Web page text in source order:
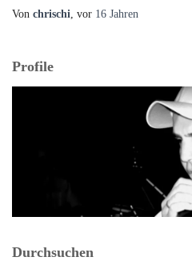
Von chrischi, vor 16 Jahren
Profile
Durchsuchen